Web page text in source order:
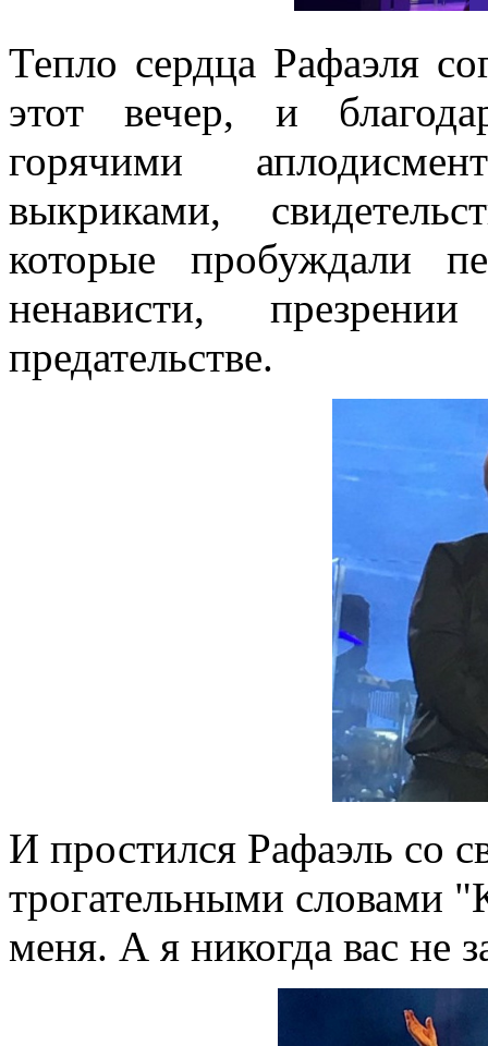
Тепло сердца Рафаэля
этот вечер, и
горячими
выкриками,
которые пробуждали
ненависти,
предательстве.
И простился Рафаэль со
трогательными словами
меня. А я никогда вас не